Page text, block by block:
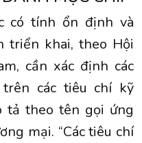
có tính ổn định và
triển khai, theo Hội
cần xác định các
các tiêu chí kỹ
tả theo tên gọi ứng
mại. “Các tiêu chí